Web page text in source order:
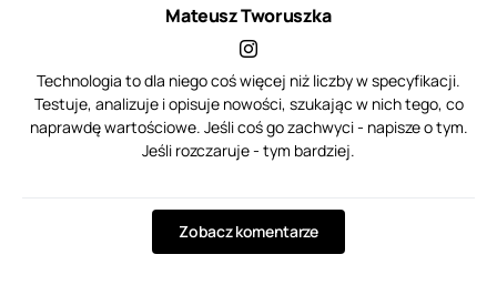
Mateusz Tworuszka
Technologia to dla niego coś więcej niż liczby w specyfikacji.
Testuje, analizuje i opisuje nowości, szukając w nich tego, co
naprawdę wartościowe. Jeśli coś go zachwyci - napisze o tym.
Jeśli rozczaruje - tym bardziej.
Zobacz komentarze